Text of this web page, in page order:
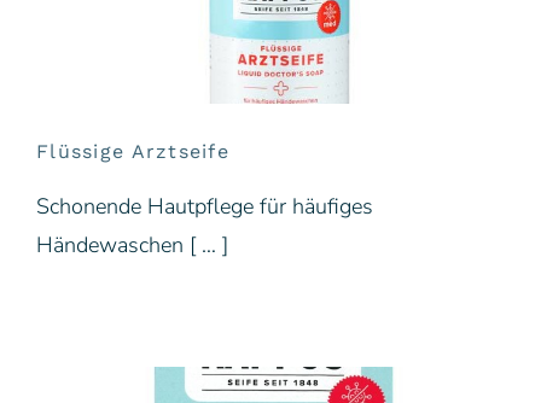
Flüssige Arztseife
Schonende Hautpflege für häufiges
Händewaschen [ … ]